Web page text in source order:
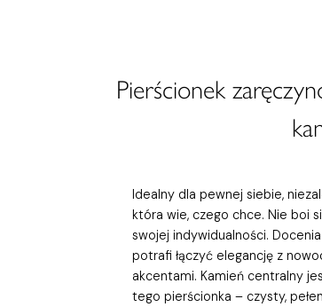
Pierścionek
Idealny dla pewnej siebie,
która wie, czego chce. Nie boi
swojej indywidualności.
potrafi łączyć elegancję z
akcentami. Kamień centralny
tego pierścionka – czysty,